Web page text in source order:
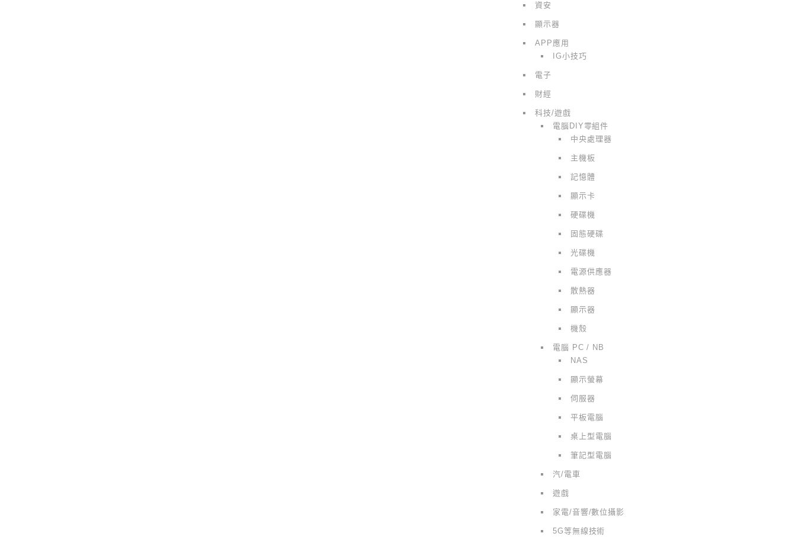
資安
顯示器
APP應用
IG小技巧
電子
財經
科技/遊戲
電腦DIY零組件
中央處理器
主機板
記憶體
顯示卡
硬碟機
固態硬碟
光碟機
電源供應器
散熱器
顯示器
機殼
電腦 PC / NB
NAS
顯示螢幕
伺服器
平板電腦
桌上型電腦
筆記型電腦
汽/電車
遊戲
家電/音響/數位攝影
5G等無線技術